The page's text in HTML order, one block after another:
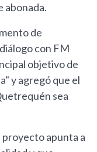
abonada.
de
con FM
objetivo de
y agregó que el
sea
apunta a